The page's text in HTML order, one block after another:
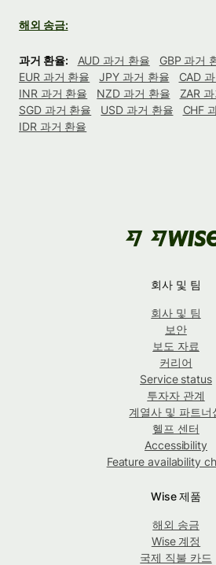
해외 송금:
과거 환율: AUD 과거 환율 GBP 과거
EUR 과거 환율
JPY 과거 환율
CAD
INR 과거 환율
NZD 과거 환율
ZAR
SGD 과거 환율
USD 과거 환율
CHF
IDR 과거 환율
회사 및 팀
회사 및 팀
보안
보도 자료
커리어
Service status
투자자 관계
계열사 및 파트너
헬프 센터
Accessibility
Feature availability
Wise 제품
해외 송금
Wise 계정
국제 직불 카드